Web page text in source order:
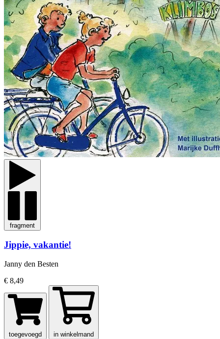
fragment
Jippie, vakantie!
Janny den Besten
€ 8,49
toegevoegd in winkelmand